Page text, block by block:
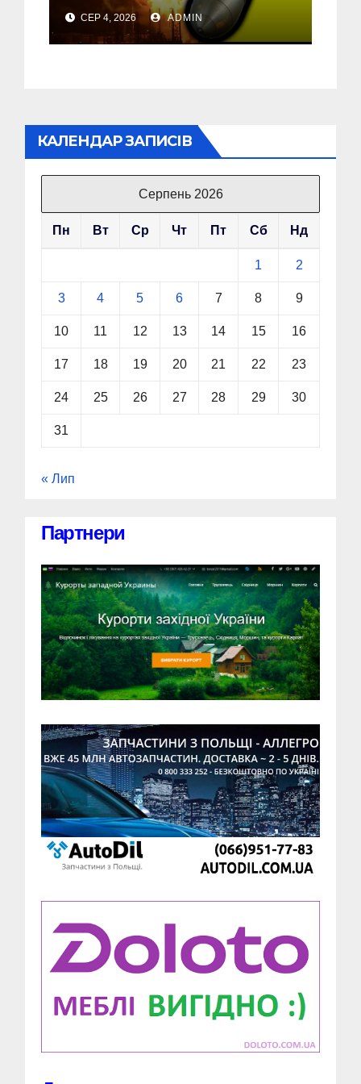
почала бомбити новий
об’єкт на Росії
СЕР 4, 2026 ADMIN
КАЛЕНДАР ЗАПИСІВ
Серпень 2026
Пн Вт Ср Чт Пт Сб Нд
1 2
3 4 5 6 7 8 9
10 11 12 13 14 15 16
17 18 19 20 21 22 23
24 25 26 27 28 29 30
31
« Лип
Партнери